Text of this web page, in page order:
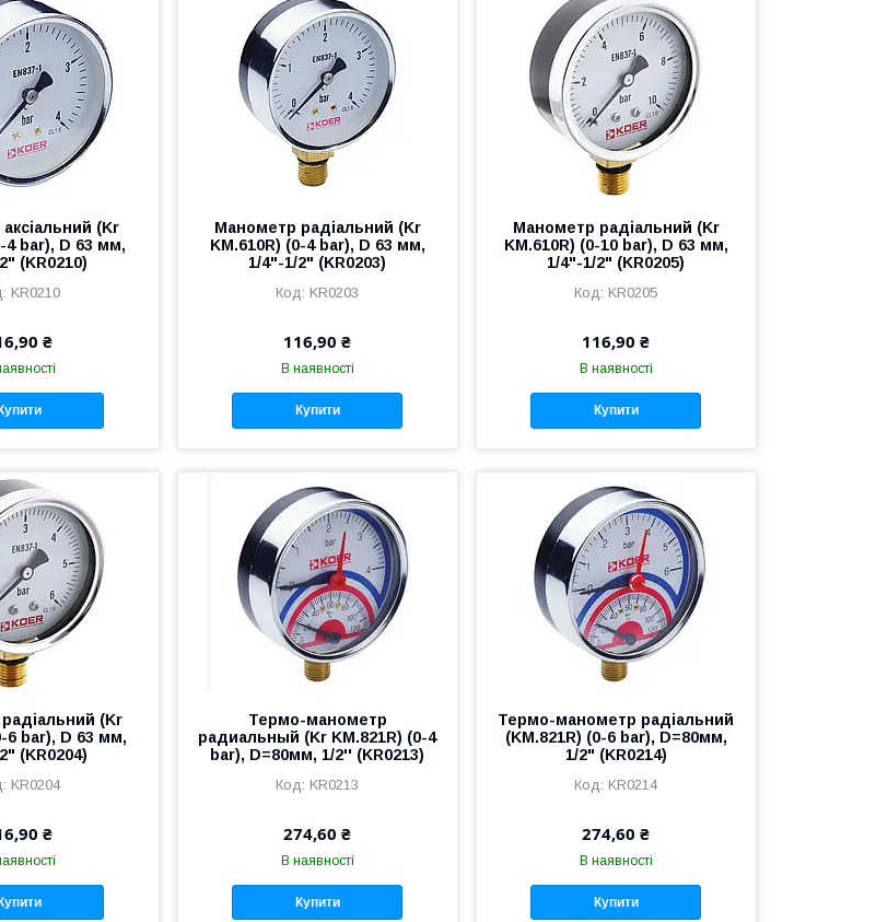
(Kr
4 bar), D 63 мм,
(KR0210)
KR0210
₴
Купити
Манометр радіальний (Kr
KM.610R) (0-4 bar), D 63 мм,
1/4"-1/2" (KR0203)
KR0203
116,90 ₴
В наявності
Купити
Манометр радіальний (Kr
KM.610R) (0-10 bar), D 63 мм,
1/4"-1/2" (KR0205)
KR0205
116,90 ₴
В наявності
Купити
(Kr
6 bar), D 63 мм,
(KR0204)
KR0204
₴
Купити
Термо-манометр
радиальный (Kr KM.821R) (0-4
bar), D=80мм, 1/2'' (KR0213)
KR0213
274,60 ₴
В наявності
Купити
Термо-манометр радіальний
(KM.821R) (0-6 bar), D=80мм,
1/2" (KR0214)
KR0214
274,60 ₴
В наявності
Купити